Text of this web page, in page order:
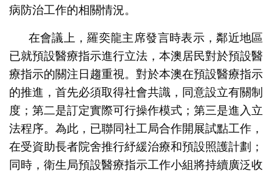
梁玉華委員就本澳慢性病防治的工作發表意見
病防治工作的相關情況。
在會議上，羅奕龍主席發言時表示，鄰近地區
已就預設醫療指示進行立法，本澳居民對於預設醫
療指示的關注日趨重視。對於本澳在預設醫療指示
的推進，首先必須取得社會共識，同意設立有關制
度；第二是訂定實際可行操作模式；第三是進入立
法程序。為此，已聯同社工局合作開展試點工作，
在受資助長者院舍推行紓緩治療和預設照護計劃；
同時，衛生局預設醫療指示工作小組將持續廣泛收